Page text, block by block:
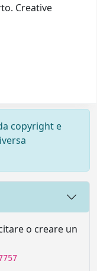
Creative
copyright e
o creare un